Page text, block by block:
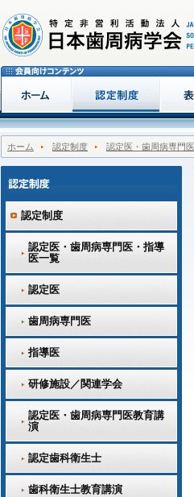
ホーム 認定制度 認定医・歯周病専門
認定制度
認定医・歯周病専門医・指導
医一覧
認定医
歯周病専門医
指導医
研修施設／関連学会
認定医・歯周病専門医教育講
演
認定歯科衛生士
歯科衛生士教育講演